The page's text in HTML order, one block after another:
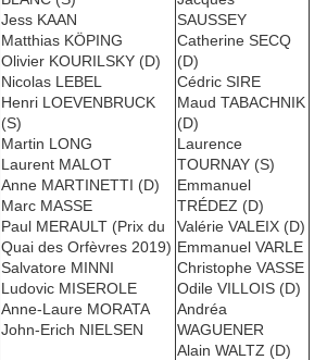
Jess KAAN
Matthias KÖPING
Olivier KOURILSKY (D)
Nicolas LEBEL
Henri LOEVENBRUCK
(S)
Martin LONG
Laurent MALOT
Anne MARTINETTI (D)
Marc MASSE
Paul MERAULT (Prix du
Quai des Orfèvres 2019)
Salvatore MINNI
Ludovic MISEROLE
Anne-Laure MORATA
John-Erich NIELSEN
SAUSSEY
Catherine SECQ
(D)
Cédric SIRE
Maud TABACHNIK
(D)
Laurence
TOURNAY (S)
Emmanuel
TRÉDEZ (D)
Valérie VALEIX (D)
Emmanuel VARLE
Christophe VASSE
Odile VILLOIS (D)
Andréa
WAGUENER
Alain WALTZ (D)